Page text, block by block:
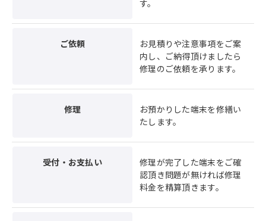
す。
ご依頼
お見積りや注意事項をご案
内し、ご納得頂けましたら
修理のご依頼を承ります。
修理
お預かりした端末を修繕い
たします。
受付・お支払い
修理が完了した端末をご確
認頂き問題が無ければ修理
料金を精算頂きます。